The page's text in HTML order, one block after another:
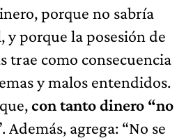
porque no sabría
y porque la posesión de
trae como consecuencia
y malos entendidos.
con tanto dinero “no
Además, agrega: “No se